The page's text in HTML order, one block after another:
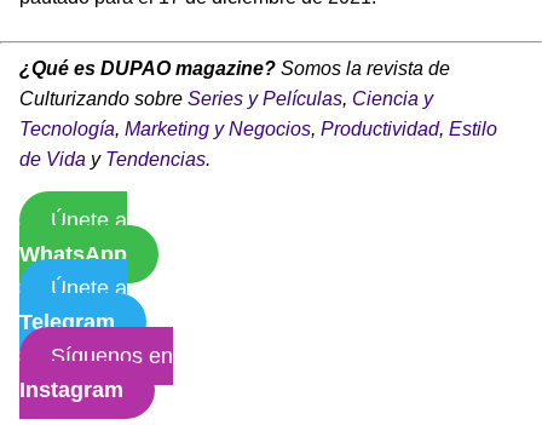
¿Qué es DUPAO magazine? Somos la revista de
Culturizando sobre Series y Películas, Ciencia y
Tecnología, Marketing y Negocios, Productividad, Estilo
de Vida y Tendencias.
Únete a
WhatsApp
Únete a
Telegram
Síguenos en
Instagram